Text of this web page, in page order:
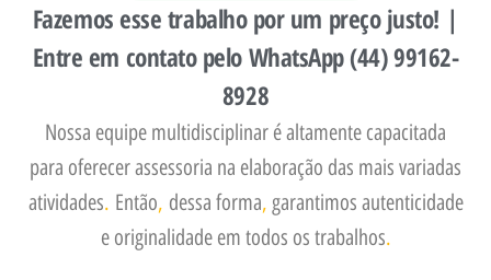
Fazemos esse trabalho por um preço justo! |
Entre em contato pelo WhatsApp (44) 99162-
8928
Nossa equipe multidisciplinar é altamente capacitada
para oferecer assessoria na elaboração das mais variadas
atividades. Então, dessa forma, garantimos autenticidade
e originalidade em todos os trabalhos.